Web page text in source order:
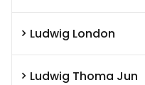
Ludwig London
Ludwig Thoma Jun